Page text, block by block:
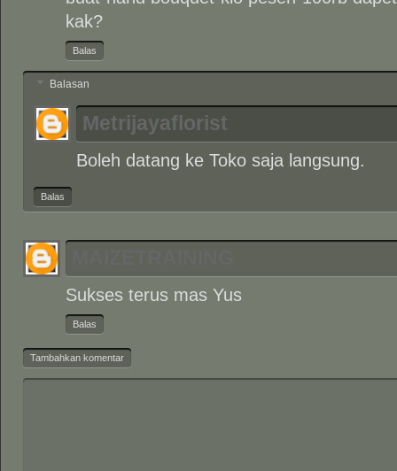
kak?
Balas
Balasan
Metrijayaflorist
Boleh datang ke Toko saja langsung.
Balas
Sukses terus mas Yus
Balas
Tambahkan komentar